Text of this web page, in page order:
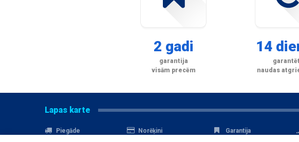
Galaxy M34 5G (2)
Galaxy M53 5G (1)
Galaxy Note 20 Ultra (1)
2 gadi
garantija
visām precēm
14
naudas
Lapas karte
Piegāde
Norēķini
Garantija